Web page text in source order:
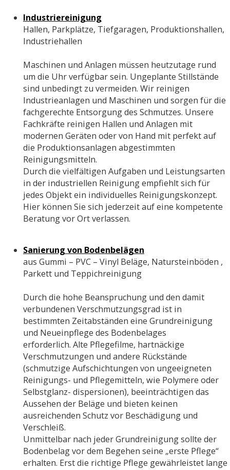
Industriereinigung
Hallen, Parkplätze, Tiefgaragen, Produktionshallen,
Industriehallen
Maschinen und Anlagen müssen heutzutage rund
um die Uhr verfügbar sein. Ungeplante Stillstände
sind unbedingt zu vermeiden. Wir reinigen
Industrieanlagen und Maschinen und sorgen für die
fachgerechte Entsorgung des Schmutzes. Unsere
Fachkräfte reinigen Hallen und Anlagen mit
modernen Geräten oder von Hand mit perfekt auf
die Produktionsanlagen abgestimmten
Reinigungsmitteln.
Durch die vielfältigen Aufgaben und Leistungsarten
in der industriellen Reinigung empfiehlt sich für
jedes Objekt ein individuelles Reinigungskonzept.
Hier können Sie sich jederzeit auf eine kompetente
Beratung vor Ort verlassen.
Sanierung von Bodenbelägen
aus Gummi – PVC – Vinyl Beläge, Natursteinböden ,
Parkett und Teppichreinigung
Durch die hohe Beanspruchung und den damit
verbundenen Verschmutzungsgrad ist in
bestimmten Zeitabständen eine Grundreinigung
und Neueinpflege des Bodenbelages
erforderlich. Alte Pflegefilme, hartnäckige
Verschmutzungen und andere Rückstände
(schmutzige Aufschichtungen von ungeeigneten
Reinigungs- und Pflegemitteln, wie Polymere oder
Selbstglanz- dispersionen), beeinträchtigen das
Aussehen der Beläge und bieten keinen
ausreichenden Schutz vor Beschädigung und
Verschleiß.
Unmittelbar nach jeder Grundreinigung sollte der
Bodenbelag vor dem Begehen seine „erste Pflege“
erhalten. Erst die richtige Pflege gewährleistet lange